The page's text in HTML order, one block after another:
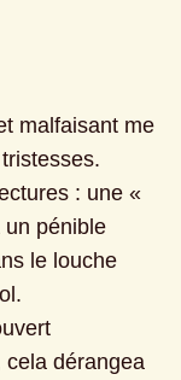
malfaisant me
: une «
un pénible
le louche
cela dérangea